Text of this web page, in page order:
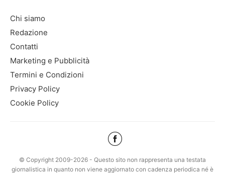
Chi siamo
Redazione
Contatti
Marketing e Pubblicità
Termini e Condizioni
Privacy Policy
Cookie Policy
© Copyright 2009-2026 - Questo sito non rappresenta una testata
giornalistica in quanto non viene aggiornato con cadenza periodica né è